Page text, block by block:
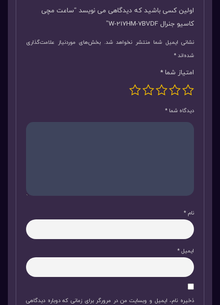
اولین کسی باشید که دیدگاهی می نویسد “ساعت مچی
کاسیو جنرال W-217HM-7BVDF”
نشانی ایمیل شما منتشر نخواهد شد. بخش‌های موردنیاز علامت‌گذاری
شده‌اند*
امتیاز شما *
دیدگاه شما *
نام *
ایمیل*
ذخیره نام، ایمیل و وبسایت من در مرورگر برای زمانی که دوباره دیدگاهی